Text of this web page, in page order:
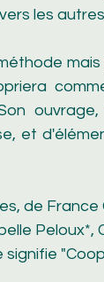
les
et
de
Peloux*,